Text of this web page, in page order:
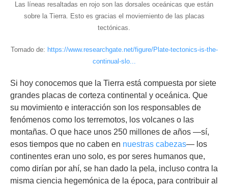
Las líneas resaltadas en rojo son las dorsales oceánicas que están
sobre la Tierra. Esto es gracias el moviemiento de las placas
tectónicas.
Tomado de: https://www.researchgate.net/figure/Plate-tectonics-is-the-
continual-slo...
Si hoy conocemos que la Tierra está compuesta por siete
grandes placas de corteza continental y oceánica. Que
su movimiento e interacción son los responsables de
fenómenos como los terremotos, los volcanes o las
montañas. O que hace unos 250 millones de años —sí,
esos tiempos que no caben en nuestras cabezas— los
continentes eran uno solo, es por seres humanos que,
como dirían por ahí, se han dado la pela, incluso contra la
misma ciencia hegemónica de la época, para contribuir al